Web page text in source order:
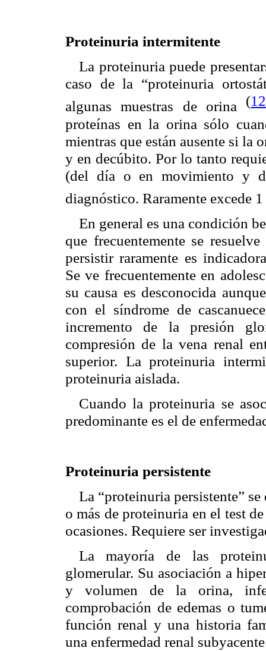
Proteinuria intermitente
La proteinuria puede
caso de la “proteinuria
algunas muestras de orina (12
proteínas en la orina sólo
mientras que están ausente si la
y en decúbito. Por lo tanto
(del día o en movimiento y
diagnóstico. Raramente excede
En general es una condición
que frecuentemente se
persistir raramente es
Se ve frecuentemente en
su causa es desconocida
con el síndrome de
incremento de la presión
compresión de la vena renal
superior. La proteinuria
proteinuria aislada.
Cuando la proteinuria se
predominante es el de
Proteinuria persistente
La “proteinuria persistente”
o más de proteinuria en el test
ocasiones. Requiere ser
La mayoría de las
glomerular. Su asociación a
y volumen de la orina,
comprobación de edemas o
función renal y una historia
una enfermedad renal